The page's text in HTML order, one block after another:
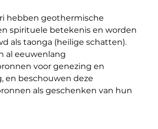
hebben geothermische
spirituele betekenis en worden
als taonga (heilige schatten).
al eeuwenlang
voor genezing en
en beschouwen deze
als geschenken van hun